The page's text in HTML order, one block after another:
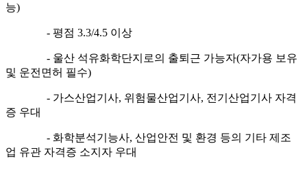
능)
- 평점 3.3/4.5 이상
- 울산 석유화학단지로의 출퇴근 가능자(자가용 보유
및 운전면허 필수)
- 가스산업기사, 위험물산업기사, 전기산업기사 자격
증 우대
- 화학분석기능사, 산업안전 및 환경 등의 기타 제조
업 유관 자격증 소지자 우대